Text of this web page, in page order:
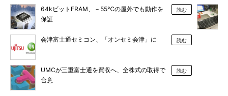
64kビットFRAM、－55℃の屋外でも動作を
保証
読む
会津富士通セミコン、「オンセミ会津」に 読む
UMCが三重富士通を買収へ、全株式の取得で
合意
読む